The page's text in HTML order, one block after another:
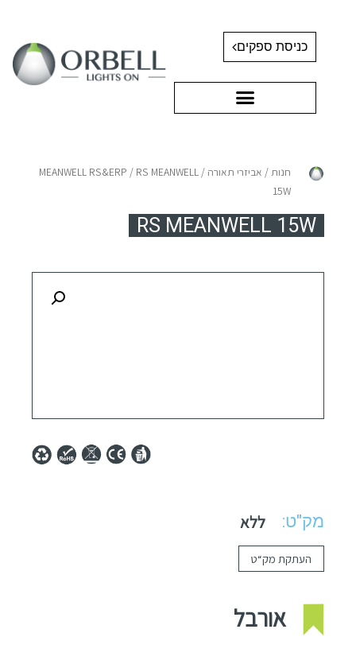
כניסת ספקים
חנות / אביזרי תאורה /
MEANWELL RS&ERP / RS MEANWELL
15W
RS MEANWELL 15W
מק"ט: ללא
העתקת מק“ט
אורבל